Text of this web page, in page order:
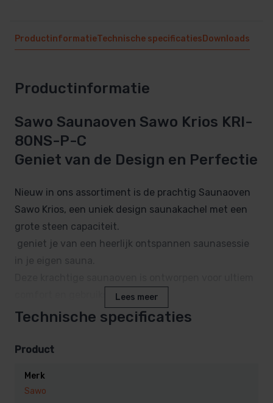
ProductinformatieTechnische specificaties Downloads
Productinformatie
Sawo Saunaoven Sawo Krios KRI-
80NS-P-C
Geniet van de Design en Perfectie
Nieuw in ons assortiment is de prachtig Saunaoven
Sawo Krios, een uniek design saunakachel met een
grote steen capaciteit.
geniet je van een heerlijk ontspannen saunasessie
in je eigen sauna.
comfort en gebruiksgemak.
Saunaoven Sawo Krios KRI-80NS-
P-C?
Lees meer
Technische specificaties
Product
Merk
Sawo